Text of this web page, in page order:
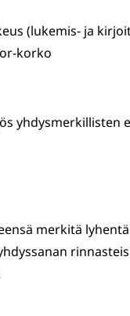
(lukemis- ja
korko
yhdysmerkillisten
merkitä